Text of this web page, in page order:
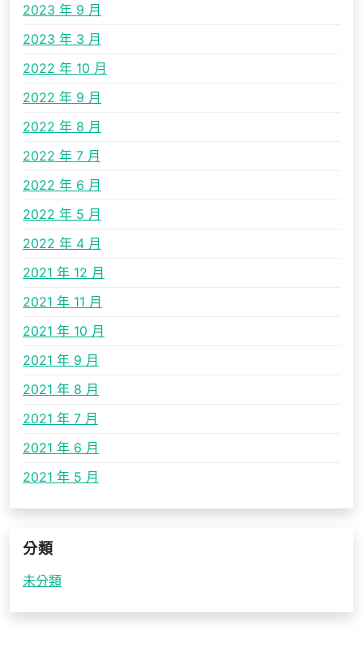
2023 年 9 月
2023 年 3 月
2022 年 10 月
2022 年 9 月
2022 年 8 月
2022 年 7 月
2022 年 6 月
2022 年 5 月
2022 年 4 月
2021 年 12 月
2021 年 11 月
2021 年 10 月
2021 年 9 月
2021 年 8 月
2021 年 7 月
2021 年 6 月
2021 年 5 月
分類
未分類